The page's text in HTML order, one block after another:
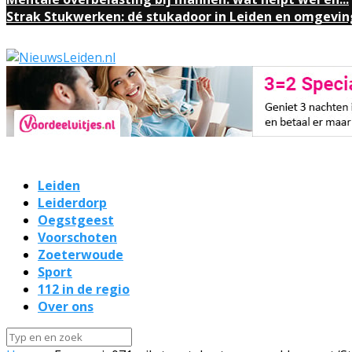
Strak Stukwerken: dé stukadoor in Leiden en
Leiden
Leiderdorp
Oegstgeest
Voorschoten
Zoeterwoude
Sport
112 in de regio
Over ons